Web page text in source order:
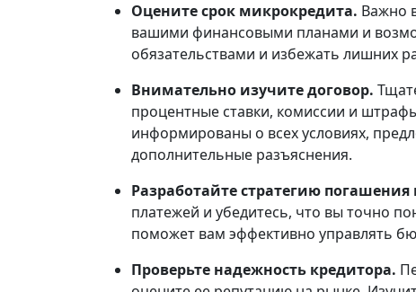
Оцените срок микрокредита. Важно
вашими финансовыми планами и
обязательствами и избежать лишних
Внимательно изучите договор.
процентные ставки, комиссии и
информированы о всех условиях,
дополнительные разъяснения.
Разработайте стратегию
платежей и убедитесь, что вы точно
поможет вам эффективно управлять
Проверьте надежность кредитора.